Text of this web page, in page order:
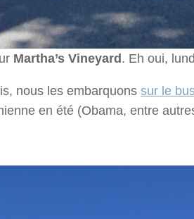
Martha’s Vineyard. Eh oui,
nous les embarquons sur le
en été (Obama, entre